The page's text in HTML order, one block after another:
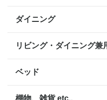
ダイニング
リビング・ダイニング兼
ベッド